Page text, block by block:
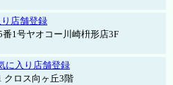
店舗登録
1号ヤオコー川崎枡形店3F
に入り店舗登録
クロス向ヶ丘3階